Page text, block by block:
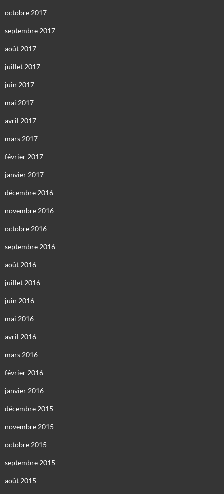
octobre 2017
septembre 2017
août 2017
juillet 2017
juin 2017
mai 2017
avril 2017
mars 2017
février 2017
janvier 2017
décembre 2016
novembre 2016
octobre 2016
septembre 2016
août 2016
juillet 2016
juin 2016
mai 2016
avril 2016
mars 2016
février 2016
janvier 2016
décembre 2015
novembre 2015
octobre 2015
septembre 2015
août 2015